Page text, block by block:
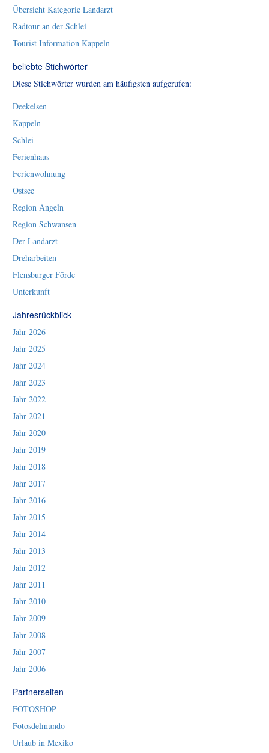
Übersicht Kategorie Landarzt
Radtour an der Schlei
Tourist Information Kappeln
beliebte Stichwörter
Diese Stichwörter wurden am häufigsten aufgerufen:
Deekelsen
Kappeln
Schlei
Ferienhaus
Ferienwohnung
Ostsee
Region Angeln
Region Schwansen
Der Landarzt
Dreharbeiten
Flensburger Förde
Unterkunft
Jahresrückblick
Jahr 2026
Jahr 2025
Jahr 2024
Jahr 2023
Jahr 2022
Jahr 2021
Jahr 2020
Jahr 2019
Jahr 2018
Jahr 2017
Jahr 2016
Jahr 2015
Jahr 2014
Jahr 2013
Jahr 2012
Jahr 2011
Jahr 2010
Jahr 2009
Jahr 2008
Jahr 2007
Jahr 2006
Partnerseiten
FOTOSHOP
Fotosdelmundo
Urlaub in Mexiko